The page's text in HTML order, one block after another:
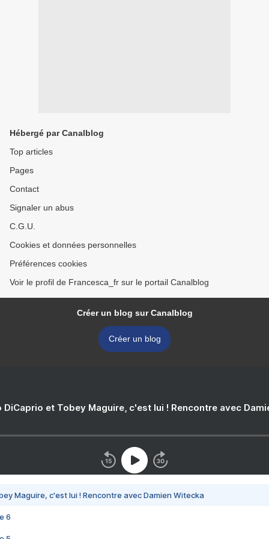
Hébergé par Canalblog
Top articles
Pages
Contact
Signaler un abus
C.G.U.
Cookies et données personnelles
Préférences cookies
Voir le profil de Francesca_fr sur le portail Canalblog
Créer un blog sur Canalblog
Créer un blog
DiCaprio et Tobey Maguire, c'est lui ! Rencontre avec
Maguire, c'est lui ! Rencontre avec Damien Witecka
6